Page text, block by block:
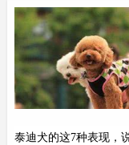
泰迪犬的这7种表现，